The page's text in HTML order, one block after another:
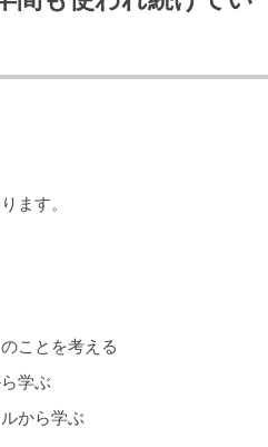
ます。
ことを考える
学ぶ
から学ぶ